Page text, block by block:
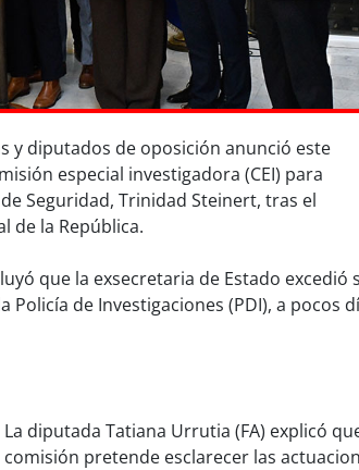
y diputados de oposición anunció este
especial investigadora (CEI) para
Seguridad, Trinidad Steinert, tras el
de la República.
que la exsecretaria de Estado excedió
de Investigaciones (PDI), a pocos
La diputada Tatiana Urrutia (FA) explicó
comisión pretende esclarecer las